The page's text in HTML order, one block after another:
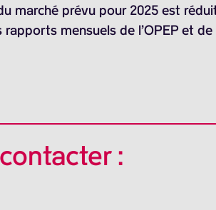
marché prévu pour 2025 est
rapports mensuels de l’OPEP et
: